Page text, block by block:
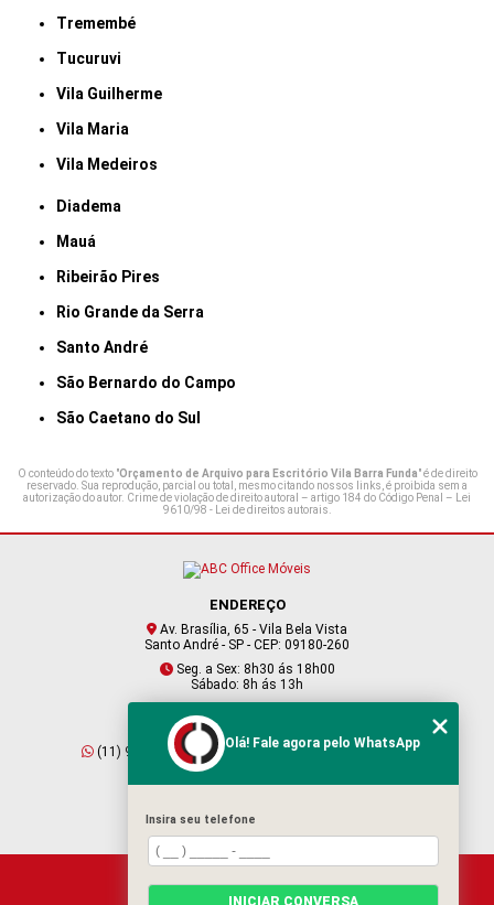
Tremembé
Tucuruvi
Vila Guilherme
Vila Maria
Vila Medeiros
Diadema
Mauá
Ribeirão Pires
Rio Grande da Serra
Santo André
São Bernardo do Campo
São Caetano do Sul
O conteúdo do texto "Orçamento de Arquivo para Escritório Vila Barra Funda" é de direito
reservado. Sua reprodução, parcial ou total, mesmo citando nossos links, é proibida sem a
autorização do autor. Crime de violação de direito autoral – artigo 184 do Código Penal – Lei
9610/98 - Lei de direitos autorais.
ENDEREÇO
Av. Brasília, 65 - Vila Bela Vista
Santo André - SP - CEP: 09180-260
Seg. a Sex: 8h30 ás 18h00
Sábado: 8h ás 13h
CONTATO
(11) 95409-2229
(11) 4901-6045
vendas@abcofficemoveis.com.br
HOME
SOBRE NÓS
Olá! Fale agora pelo WhatsApp
Insira seu telefone
INICIAR CONVERSA